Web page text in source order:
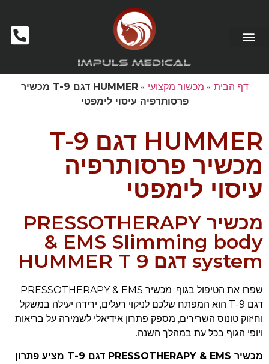
דף הבית » מכשור מקצועי »
HUMMER דגם T-9 מכשיר
פרסותרפיה עיסוי לימפטי
HUMMER דגם T-9
מכשיר פרסותרפיה
עיסוי לימפטי
מכשיר PRESSOTHERAPY
& EMS Slimming body
system דגם HUMMER T 9
שפרו את הטיפול בגוף: מכשיר PRESSOTHERAPY & EMS
דגם 9-T הוא המפתח שלכם לניקוי רעלים, ירידה יעילה במשקל
וחיזוק טונוס השרירים, מספק פתרון אידיאלי לשמירה על בריאות
ויופי הגוף בכל עת במהלך השנה.
מכשיר PRESSOTHERAPY & EMS דגם 9-T מציע פתרון